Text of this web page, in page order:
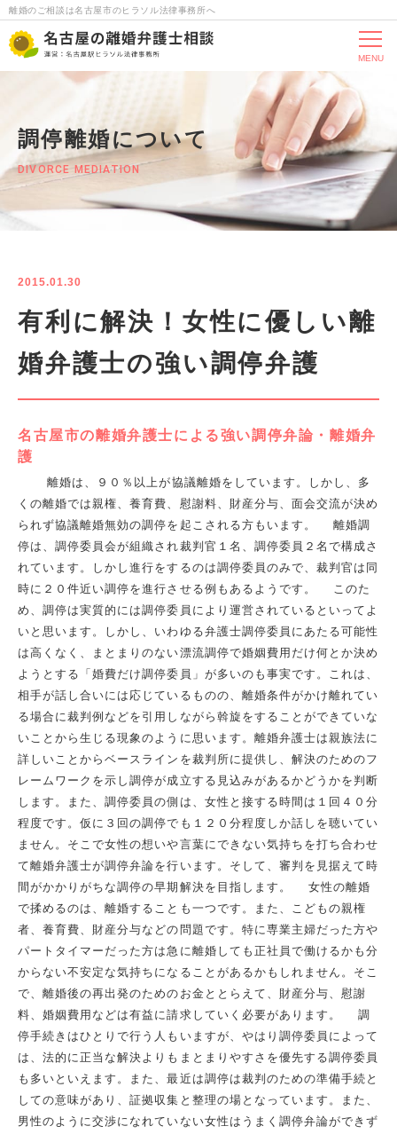
離婚のご相談は名古屋市のヒラソル法律事務所へ
MENU
調停離婚について
DIVORCE MEDIATION
2015.01.30
有利に解決！女性に優しい離
婚弁護士の強い調停弁護
名古屋市の離婚弁護士による強い調停弁論・離婚弁
護
離婚は、９０％以上が協議離婚をしています。しかし、多
くの離婚では親権、養育費、慰謝料、財産分与、面会交流が決め
られず協議離婚無効の調停を起こされる方もいます。 離婚調
停は、調停委員会が組織され裁判官１名、調停委員２名で構成さ
れています。しかし進行をするのは調停委員のみで、裁判官は同
時に２０件近い調停を進行させる例もあるようです。 このた
め、調停は実質的には調停委員により運営されているといってよ
いと思います。しかし、いわゆる弁護士調停委員にあたる可能性
は高くなく、まとまりのない漂流調停で婚姻費用だけ何とか決め
ようとする「婚費だけ調停委員」が多いのも事実です。これは、
相手が話し合いには応じているものの、離婚条件がかけ離れてい
る場合に裁判例などを引用しながら斡旋をすることができていな
いことから生じる現象のように思います。離婚弁護士は親族法に
詳しいことからベースラインを裁判所に提供し、解決のためのフ
レームワークを示し調停が成立する見込みがあるかどうかを判断
します。また、調停委員の側は、女性と接する時間は１回４０分
程度です。仮に３回の調停でも１２０分程度しか話しを聴いてい
ません。そこで女性の想いや言葉にできない気持ちを打ち合わせ
て離婚弁護士が調停弁論を行います。そして、審判を見据えて時
間がかかりがちな調停の早期解決を目指します。 女性の離婚
で揉めるのは、離婚することも一つです。また、こどもの親権
者、養育費、財産分与などの問題です。特に専業主婦だった方や
パートタイマーだった方は急に離婚しても正社員で働けるかも分
からない不安定な気持ちになることがあるかもしれません。そこ
で、離婚後の再出発のためのお金ととらえて、財産分与、慰謝
料、婚姻費用などは有益に請求していく必要があります。 調
停手続きはひとりで行う人もいますが、やはり調停委員によって
は、法的に正当な解決よりもまとまりやすさを優先する調停委員
も多いといえます。また、最近は調停は裁判のための準備手続と
しての意味があり、証拠収集と整理の場となっています。また、
男性のように交渉になれていない女性はうまく調停弁論ができず